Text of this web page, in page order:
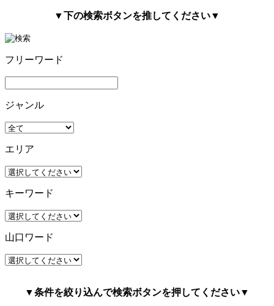
▼下の検索ボタンを推してください▼
フリーワード
ジャンル
エリア
キーワード
山口ワード
▼条件を絞り込んで検索ボタンを押してください▼